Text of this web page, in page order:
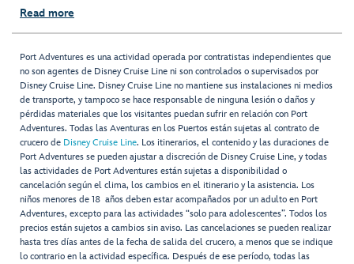
Read more
Port Adventures es una actividad operada por contratistas independientes que
no son agentes de Disney Cruise Line ni son controlados o supervisados por
Disney Cruise Line. Disney Cruise Line no mantiene sus instalaciones ni medios
de transporte, y tampoco se hace responsable de ninguna lesión o daños y
pérdidas materiales que los visitantes puedan sufrir en relación con Port
Adventures. Todas las Aventuras en los Puertos están sujetas al contrato de
crucero de Disney Cruise Line. Los itinerarios, el contenido y las duraciones de
Port Adventures se pueden ajustar a discreción de Disney Cruise Line, y todas
las actividades de Port Adventures están sujetas a disponibilidad o
cancelación según el clima, los cambios en el itinerario y la asistencia. Los
niños menores de 18 años deben estar acompañados por un adulto en Port
Adventures, excepto para las actividades “solo para adolescentes”. Todos los
precios están sujetos a cambios sin aviso. Las cancelaciones se pueden realizar
hasta tres días antes de la fecha de salida del crucero, a menos que se indique
lo contrario en la actividad específica. Después de ese período, todas las